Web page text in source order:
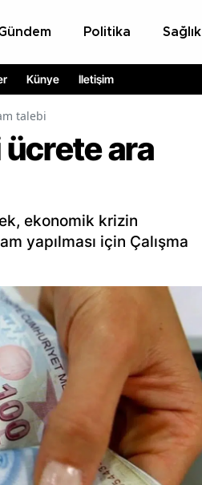
Politika Sağlık
Künye İletişim
talebi
ücrete ara
ekonomik krizin
yapılması için Çalışma